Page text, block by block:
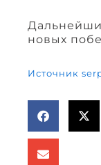
новых
Источник